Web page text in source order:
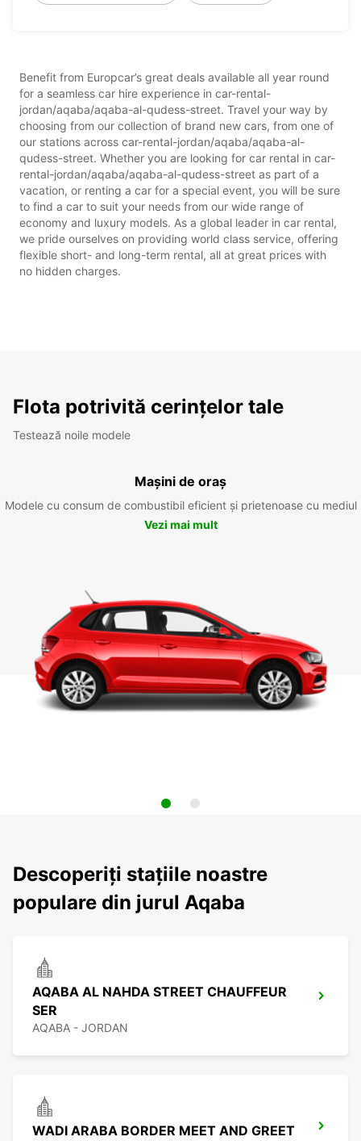
Benefit from Europcar’s great deals available all year round
for a seamless car hire experience in car-rental-
jordan/aqaba/aqaba-al-qudess-street. Travel your way by
choosing from our collection of brand new cars, from one of
our stations across car-rental-jordan/aqaba/aqaba-al-
qudess-street. Whether you are looking for car rental in car-
rental-jordan/aqaba/aqaba-al-qudess-street as part of a
vacation, or renting a car for a special event, you will be sure
to find a car to suit your needs from our wide range of
economy and luxury models. As a global leader in car rental,
we pride ourselves on providing world class service, offering
flexible short- and long-term rental, all at great prices with
no hidden charges.
Flota potrivită cerințelor tale
Testează noile modele
Mașini de oraș
Modele cu consum de combustibil eficient și prietenoase cu mediul
Vezi mai mult
Descoperiți stațiile noastre
populare din jurul Aqaba
AQABA AL NAHDA STREET CHAUFFEUR
SER
AQABA - JORDAN
WADI ARABA BORDER MEET AND GREET